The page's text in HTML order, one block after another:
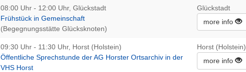
08:00 Uhr - 12:00 Uhr, Glückstadt
Frühstück in Gemeinschaft
(Begegnungsstätte Glücksknoten)
Glückstadt
more info
09:30 Uhr - 11:30 Uhr, Horst (Holstein)
Öffentliche Sprechstunde der AG Horster Ortsarchiv in der
VHS Horst
Horst (Holstein)
more info